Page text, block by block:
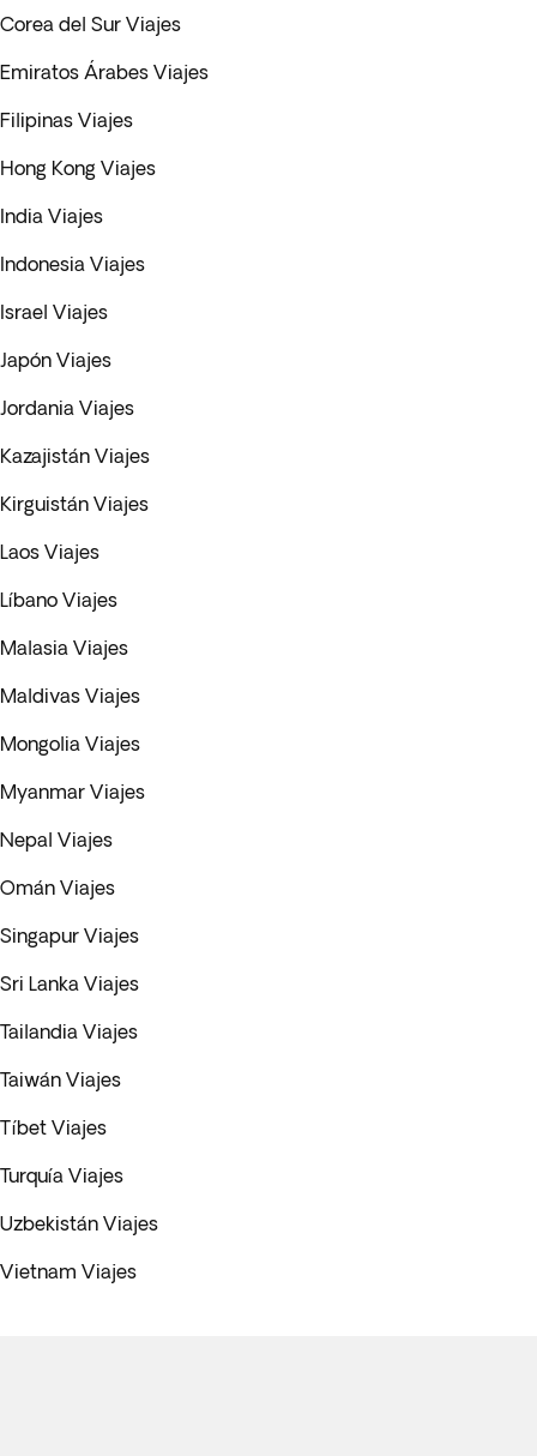
Corea del Sur Viajes
Emiratos Árabes Viajes
Filipinas Viajes
Hong Kong Viajes
India Viajes
Indonesia Viajes
Israel Viajes
Japón Viajes
Jordania Viajes
Kazajistán Viajes
Kirguistán Viajes
Laos Viajes
Líbano Viajes
Malasia Viajes
Maldivas Viajes
Mongolia Viajes
Myanmar Viajes
Nepal Viajes
Omán Viajes
Singapur Viajes
Sri Lanka Viajes
Tailandia Viajes
Taiwán Viajes
Tíbet Viajes
Turquía Viajes
Uzbekistán Viajes
Vietnam Viajes